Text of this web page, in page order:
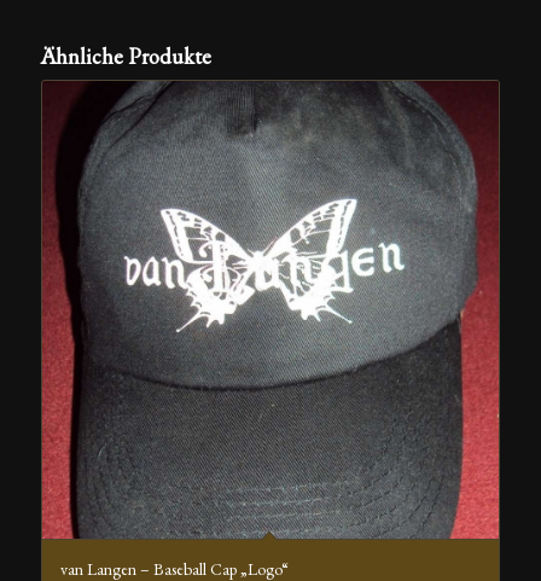
Ähnliche Produkte
van Langen – Baseball Cap „Logo“